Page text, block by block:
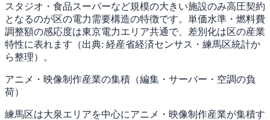
スタジオ・食品スーパーなど規模の大きい施設のみ高圧契約
となるのが区の電力需要構造の特徴です。単価水準・燃料費
調整額の感応度は東京電力エリア共通で、差別化は区の産業
特性に表れます（出典: 経産省経済センサス・練馬区統計か
ら整理）。
アニメ・映像制作産業の集積（編集・サーバー・空調の負
荷）
練馬区は大泉エリアを中心にアニメ・映像制作産業が集積す